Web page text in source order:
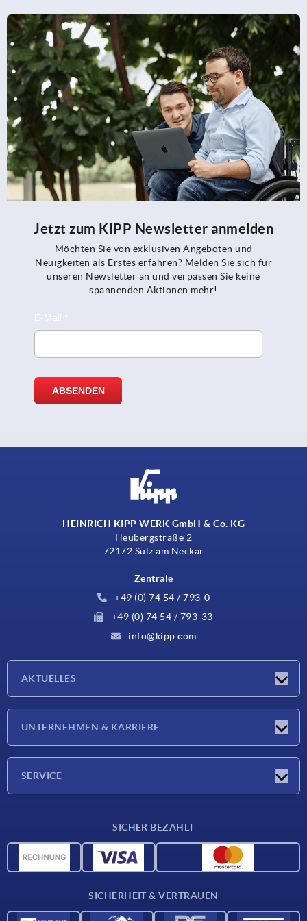
Jetzt zum KIPP Newsletter anmelden
Möchten Sie von exklusiven Angeboten und
Neuigkeiten als Erstes erfahren? Melden Sie sich für
unseren Newsletter an und verpassen Sie keine
spannenden Aktionen mehr!
HEINRICH KIPP WERK GmbH & Co. KG
Heubergstraße 2
72172 Sulz am Neckar
Zentrale
+49 (0) 74 54 / 793-0
+49 (0) 74 54 / 793-33
info@kipp.com
AKTUELLES
Presseberichte
UNTERNEHMEN & KARRIERE
SERVICE
Werkstoffübersicht
SICHER BEZAHLT
SICHERHEIT & VERTRAUEN